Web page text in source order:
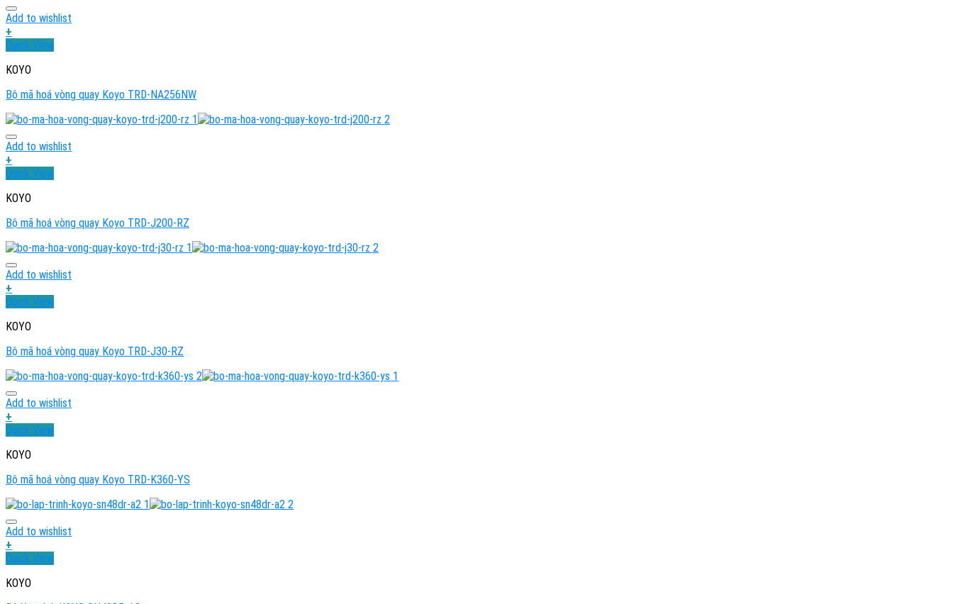
Add to wishlist
+
Quick View
KOYO
Bộ mã hoá vòng quay Koyo TRD-NA256NW
Add to wishlist
+
Quick View
KOYO
Bộ mã hoá vòng quay Koyo TRD-J200-RZ
Add to wishlist
+
Quick View
KOYO
Bộ mã hoá vòng quay Koyo TRD-J30-RZ
Add to wishlist
+
Quick View
KOYO
Bộ mã hoá vòng quay Koyo TRD-K360-YS
Add to wishlist
+
Quick View
KOYO